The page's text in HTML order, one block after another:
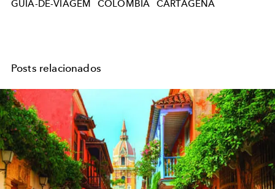
GUIA-DE-VIAGEM COLOMBIA CARTAGENA
Posts relacionados